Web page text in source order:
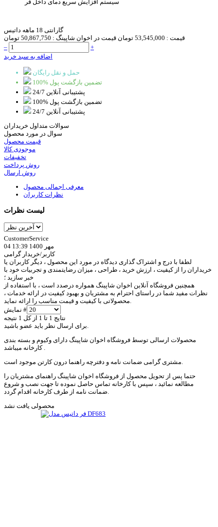
سیستم افزایش سریع دمای داخل فر
گارانتی 18 ماهه داتیس
قیمت : 53,545,000 تومان قیمت در اخوان شاپینگ : 50,867,750 تومان
–
+
اضافه به سبد خرید
حمل و نقل رایگان
100% تضمین بازگشت پول
پشتیبانی آنلاین 24/7
100% تضمین بازگشت پول
پشتیبانی آنلاین 24/7
سوالات متداول خریداران
سوال در مورد محصول
قیمت محصول
موجودی کالا
تخفیفات
روش پرداخت
روش ارسال
معرفی اجمالی محصول
نظرات کاربران
لیست نظرات
CustomerService
04 مهر 1400 13:39
کاربر/خریدار گرامی
لطفا با درج و اشتراک گذاری دیدگاه در مورد این محصول ، دیگر کاربران یا
خریداران را از کیفیت ، ارزش خرید ، طراحی ، میزان رضایتمندی و تجربیات خود با
خبر سازید ؛
همچنین فروشگاه آنلاین اخوان شاپینگ همواره درصدد است ، با استفاده از
نظرات مفید شما در راستای احترام به مشتریان و بهبود کیفیت در ارائه خدمات ،
نمایش #
نتایج 1 تا 1 از کل 1 نتیجه
محصولات ارسالی توسط فروشگاه اخوان شاپینگ دارای وکیوم و بسته بندی
کارخانه میباشد .
حتما پس از تحویل محصول از فروشگاه اخوان شاپینگ راهنمای مشتریان را
مطالعه نمائید ، سپس با کارخانه تماس حاصل نموده تا جهت نصب و شروع
محصولی یافت نشد